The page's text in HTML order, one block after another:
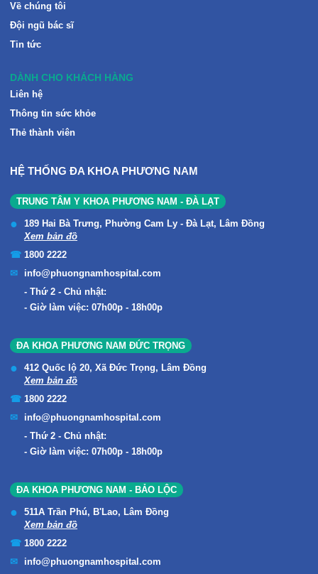
Về chúng tôi
Đội ngũ bác sĩ
Tin tức
DÀNH CHO KHÁCH HÀNG
Liên hệ
Thông tin sức khỏe
Thẻ thành viên
HỆ THỐNG ĐA KHOA PHƯƠNG NAM
TRUNG TÂM Y KHOA PHƯƠNG NAM - ĐÀ LẠT
189 Hai Bà Trưng, Phường Cam Ly - Đà Lạt, Lâm Đồng
Xem bản đồ
1800 2222
info@phuongnamhospital.com
Thứ 2 - Chủ nhật:
Giờ làm việc: 07h00p - 18h00p
ĐA KHOA PHƯƠNG NAM ĐỨC TRỌNG
412 Quốc lộ 20, Xã Đức Trọng, Lâm Đồng
Xem bản đồ
1800 2222
info@phuongnamhospital.com
Thứ 2 - Chủ nhật:
Giờ làm việc: 07h00p - 18h00p
ĐA KHOA PHƯƠNG NAM - BẢO LỘC
511A Trần Phú, B'Lao, Lâm Đồng
Xem bản đồ
1800 2222
info@phuongnamhospital.com